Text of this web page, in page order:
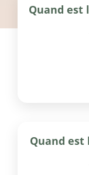
Quand est
Quand est